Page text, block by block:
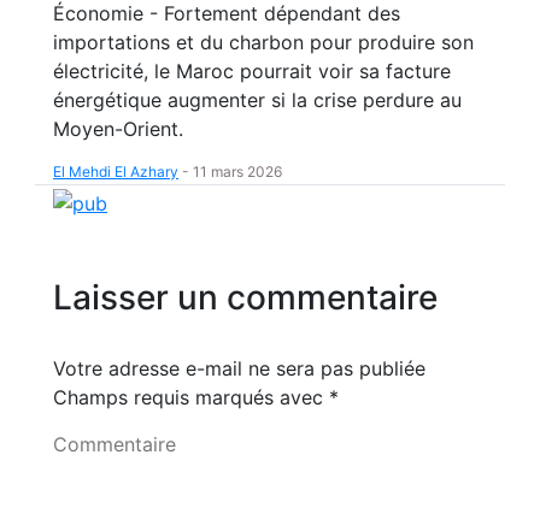
Économie - Fortement dépendant des
importations et du charbon pour produire son
électricité, le Maroc pourrait voir sa facture
énergétique augmenter si la crise perdure au
Moyen-Orient.
El Mehdi El Azhary - 11 mars 2026
Laisser un commentaire
Votre adresse e-mail ne sera pas publiée
Champs requis marqués avec *
Commentaire